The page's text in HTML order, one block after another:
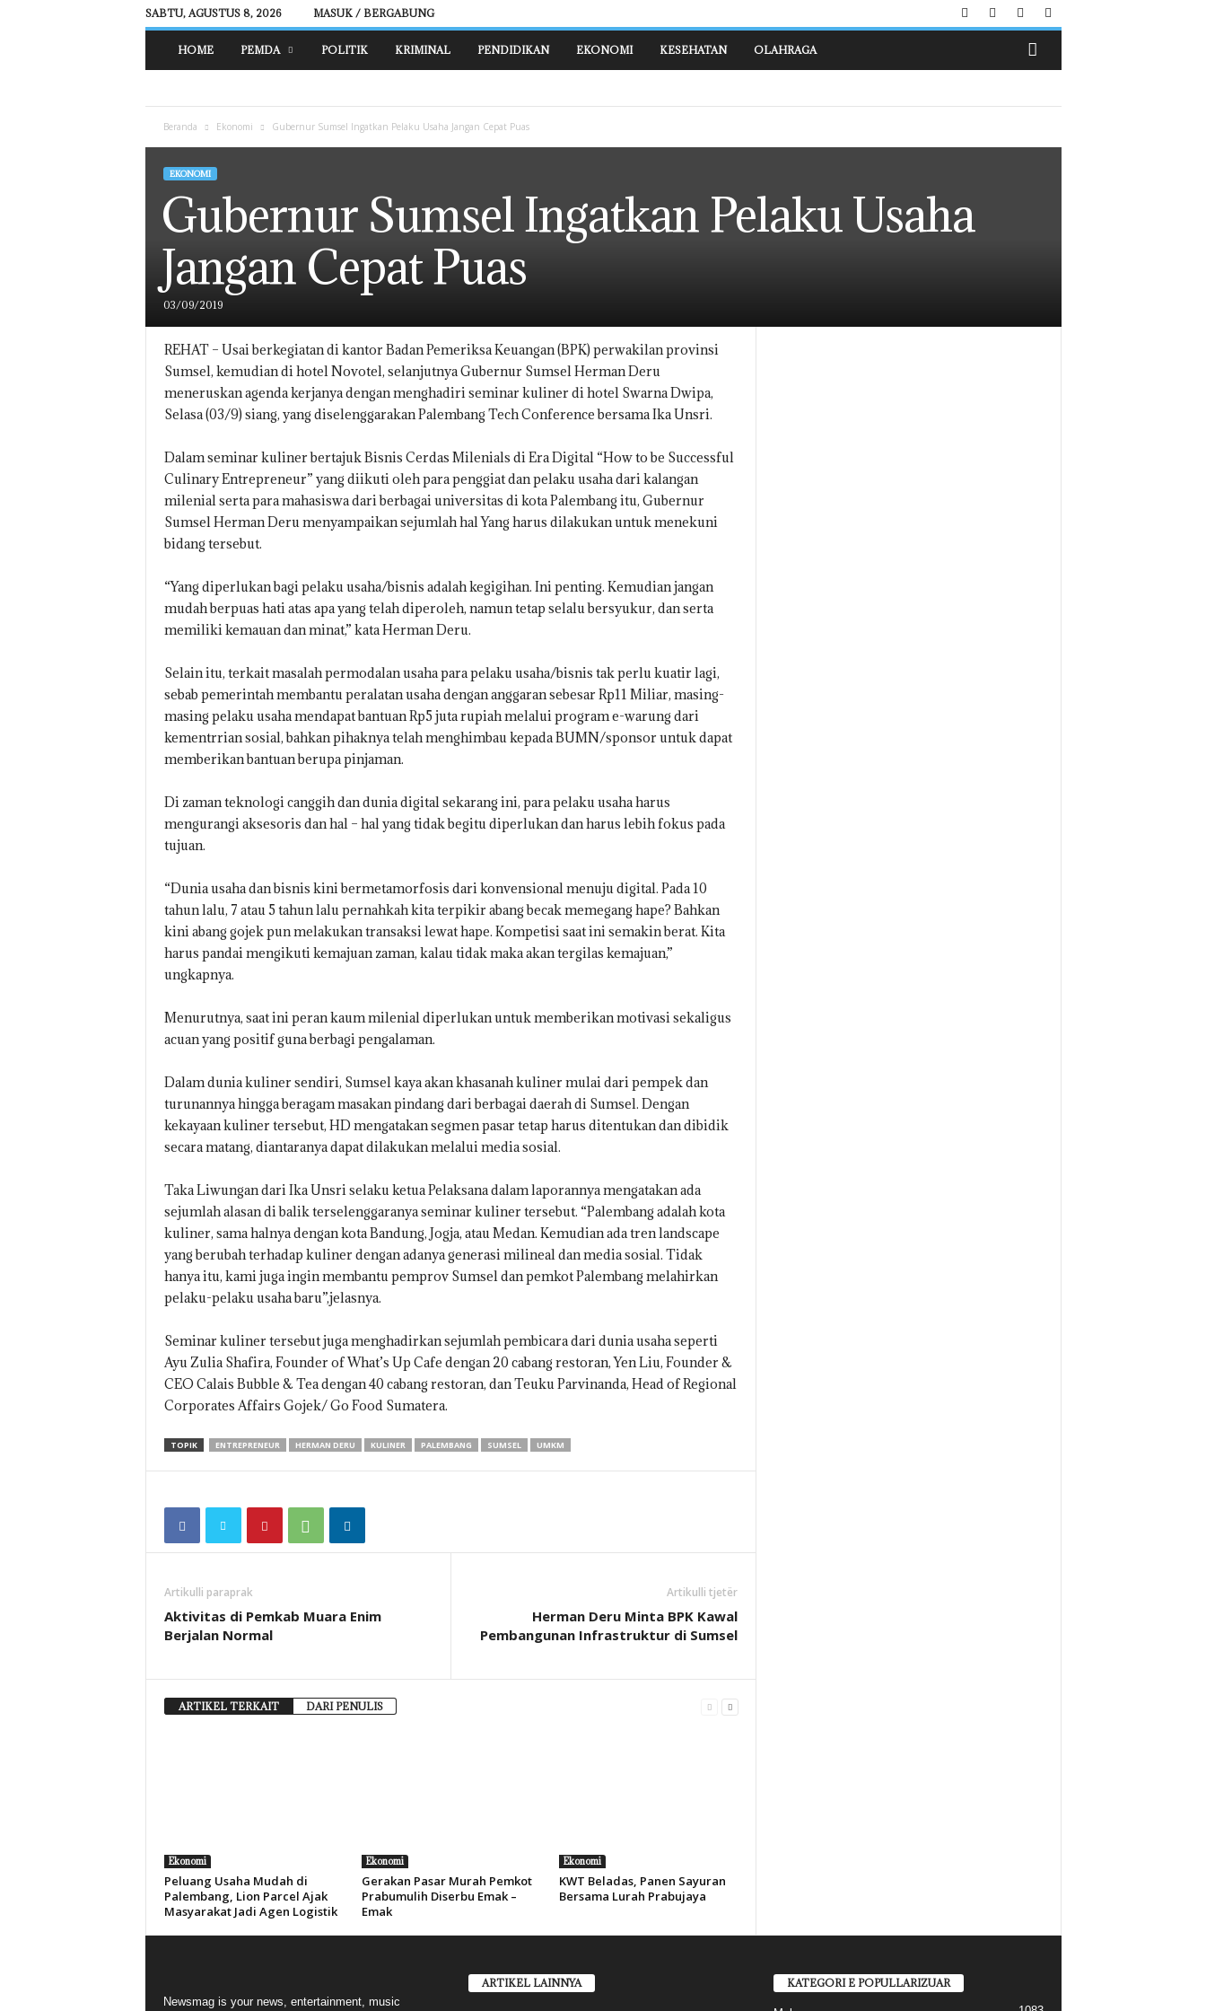
SABTU, AGUSTUS 8, 2026
MASUK / BERGABUNG
R
H
T
E
HOME PEMDA POLITIK KRIMINAL PENDIDIKAN EKONOMI KESEHATAN OLAHRAGA
Beranda Ekonomi Gubernur Sumsel Ingatkan Pelaku Usaha Jangan Cepat Puas
EKONOMI
Gubernur Sumsel Ingatkan Pelaku Usaha
Jangan Cepat Puas
03/09/2019
REHAT – Usai berkegiatan di kantor Badan Pemeriksa Keuangan (BPK) perwakilan provinsi
Sumsel, kemudian di hotel Novotel, selanjutnya Gubernur Sumsel Herman Deru
meneruskan agenda kerjanya dengan menghadiri seminar kuliner di hotel Swarna Dwipa,
Selasa (03/9) siang, yang diselenggarakan Palembang Tech Conference bersama Ika Unsri.
Dalam seminar kuliner bertajuk Bisnis Cerdas Milenials di Era Digital “How to be Successful
Culinary Entrepreneur” yang diikuti oleh para penggiat dan pelaku usaha dari kalangan
milenial serta para mahasiswa dari berbagai universitas di kota Palembang itu, Gubernur
Sumsel Herman Deru menyampaikan sejumlah hal Yang harus dilakukan untuk menekuni
bidang tersebut.
“Yang diperlukan bagi pelaku usaha/bisnis adalah kegigihan. Ini penting. Kemudian jangan
mudah berpuas hati atas apa yang telah diperoleh, namun tetap selalu bersyukur, dan serta
memiliki kemauan dan minat,” kata Herman Deru.
Selain itu, terkait masalah permodalan usaha para pelaku usaha/bisnis tak perlu kuatir lagi,
sebab pemerintah membantu peralatan usaha dengan anggaran sebesar Rp11 Miliar, masing-
masing pelaku usaha mendapat bantuan Rp5 juta rupiah melalui program e-warung dari
kementrrian sosial, bahkan pihaknya telah menghimbau kepada BUMN/sponsor untuk dapat
memberikan bantuan berupa pinjaman.
Di zaman teknologi canggih dan dunia digital sekarang ini, para pelaku usaha harus
mengurangi aksesoris dan hal – hal yang tidak begitu diperlukan dan harus lebih fokus pada
tujuan.
“Dunia usaha dan bisnis kini bermetamorfosis dari konvensional menuju digital. Pada 10
tahun lalu, 7 atau 5 tahun lalu pernahkah kita terpikir abang becak memegang hape? Bahkan
kini abang gojek pun melakukan transaksi lewat hape. Kompetisi saat ini semakin berat. Kita
harus pandai mengikuti kemajuan zaman, kalau tidak maka akan tergilas kemajuan,”
ungkapnya.
Menurutnya, saat ini peran kaum milenial diperlukan untuk memberikan motivasi sekaligus
acuan yang positif guna berbagi pengalaman.
Dalam dunia kuliner sendiri, Sumsel kaya akan khasanah kuliner mulai dari pempek dan
turunannya hingga beragam masakan pindang dari berbagai daerah di Sumsel. Dengan
kekayaan kuliner tersebut, HD mengatakan segmen pasar tetap harus ditentukan dan dibidik
secara matang, diantaranya dapat dilakukan melalui media sosial.
Taka Liwungan dari Ika Unsri selaku ketua Pelaksana dalam laporannya mengatakan ada
sejumlah alasan di balik terselenggaranya seminar kuliner tersebut. “Palembang adalah kota
kuliner, sama halnya dengan kota Bandung, Jogja, atau Medan. Kemudian ada tren landscape
yang berubah terhadap kuliner dengan adanya generasi milineal dan media sosial. Tidak
hanya itu, kami juga ingin membantu pemprov Sumsel dan pemkot Palembang melahirkan
pelaku-pelaku usaha baru”,jelasnya.
Seminar kuliner tersebut juga menghadirkan sejumlah pembicara dari dunia usaha seperti
Ayu Zulia Shafira, Founder of What’s Up Cafe dengan 20 cabang restoran, Yen Liu, Founder &
CEO Calais Bubble & Tea dengan 40 cabang restoran, dan Teuku Parvinanda, Head of Regional
Corporates Affairs Gojek/ Go Food Sumatera.
TOPIK ENTREPRENEUR HERMAN DERU KULINER PALEMBANG SUMSEL UMKM
Artikulli paraprak
Aktivitas di Pemkab Muara Enim
Berjalan Normal
Artikulli tjetër
Herman Deru Minta BPK Kawal
Pembangunan Infrastruktur di Sumsel
ARTIKEL TERKAIT DARI PENULIS
Ekonomi
Peluang Usaha Mudah di
Palembang, Lion Parcel Ajak
Masyarakat Jadi Agen Logistik
Ekonomi
Gerakan Pasar Murah Pemkot
Prabumulih Diserbu Emak –
Emak
Ekonomi
KWT Beladas, Panen Sayuran
Bersama Lurah Prabujaya
Newsmag is your news, entertainment, music
ARTIKEL LAINNYA KATEGORI E POPULLARIZUAR